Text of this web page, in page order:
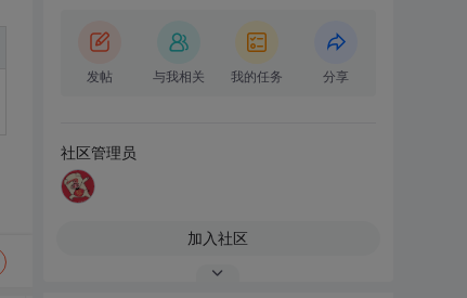
发帖 与我相关 我的任务 分享
社区管理员
加入社区